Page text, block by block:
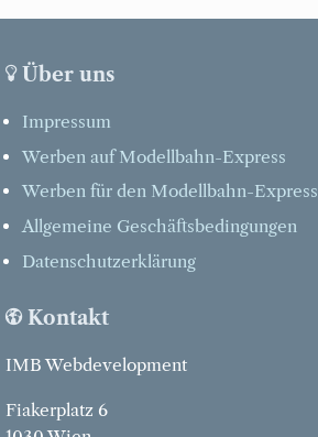
Über uns
Impressum
Werben auf Modellbahn-Express
Werben für den Modellbahn-Express
Allgemeine Geschäftsbedingungen
Datenschutzerklärung
Kontakt
IMB Webdevelopment
Fiakerplatz 6